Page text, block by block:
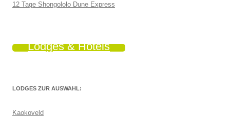
12 Tage Shongololo Dune Express
Lodges & Hotels
LODGES ZUR AUSWAHL:
Kaokoveld